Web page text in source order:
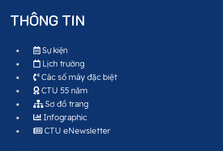
THÔNG TIN
Sự kiện
Lịch trường
Các số máy đặc biệt
CTU 55 năm
Sơ đồ trang
Infographic
CTU eNewsletter